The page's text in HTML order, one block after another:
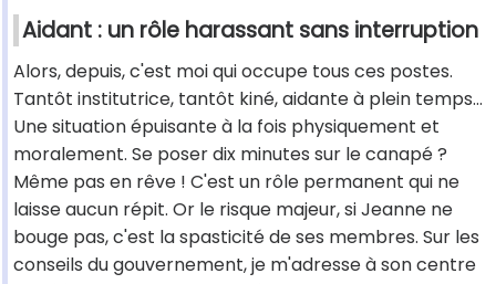
Aidant : un rôle harassant sans interruption
Alors, depuis, c'est moi qui occupe tous ces postes.
Tantôt institutrice, tantôt kiné, aidante à plein temps...
Une situation épuisante à la fois physiquement et
moralement. Se poser dix minutes sur le canapé ?
Même pas en rêve ! C'est un rôle permanent qui ne
laisse aucun répit. Or le risque majeur, si Jeanne ne
bouge pas, c'est la spasticité de ses membres. Sur les
conseils du gouvernement, je m'adresse à son centre